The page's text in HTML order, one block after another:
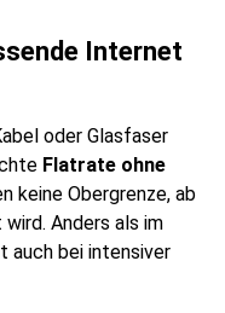
Internet
oder Glasfaser
Flatrate ohne
keine Obergrenze, ab
Anders als im
auch bei intensiver